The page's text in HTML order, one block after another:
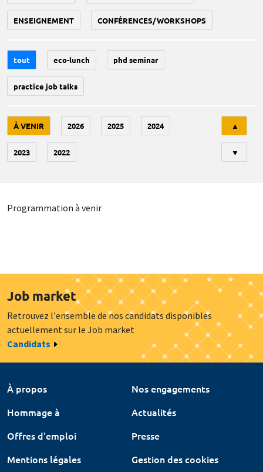
ENSEIGNEMENT CONFÉRENCES/WORKSHOPS
tout eco-lunch phd seminar
practice job talks
À VENIR 2026 2025 2024
2023 2022
▲
▼
Programmation à venir
Job market
Retrouvez l'ensemble de nos candidats disponibles
actuellement sur le Job market
Candidats
À propos
Nos engagements
Hommage à
Actualités
Offres d'emploi
Presse
Mentions légales
Gestion des cookies